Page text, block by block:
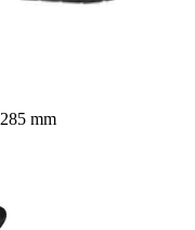
285 mm